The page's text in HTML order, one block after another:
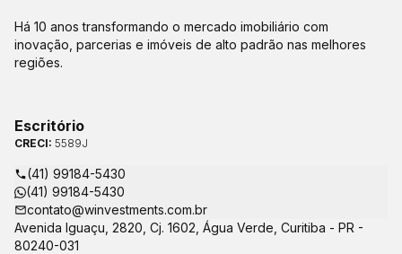
Há 10 anos transformando o mercado imobiliário com
inovação, parcerias e imóveis de alto padrão nas melhores
regiões.
Escritório
CRECI: 5589J
(41) 99184-5430
(41) 99184-5430
contato@winvestments.com.br
Avenida Iguaçu, 2820, Cj. 1602, Água Verde, Curitiba - PR -
80240-031